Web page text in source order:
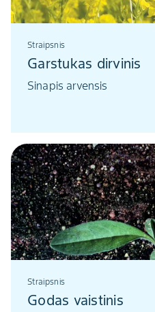
Straipsnis
Garstukas dirvinis
Sinapis arvensis
Straipsnis
Godas vaistinis